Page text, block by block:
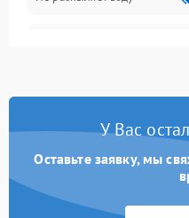
Проблемы с набором
Не работает сушилка
Сбои в работе таймера
У Вас
Оставьте заявку, мы